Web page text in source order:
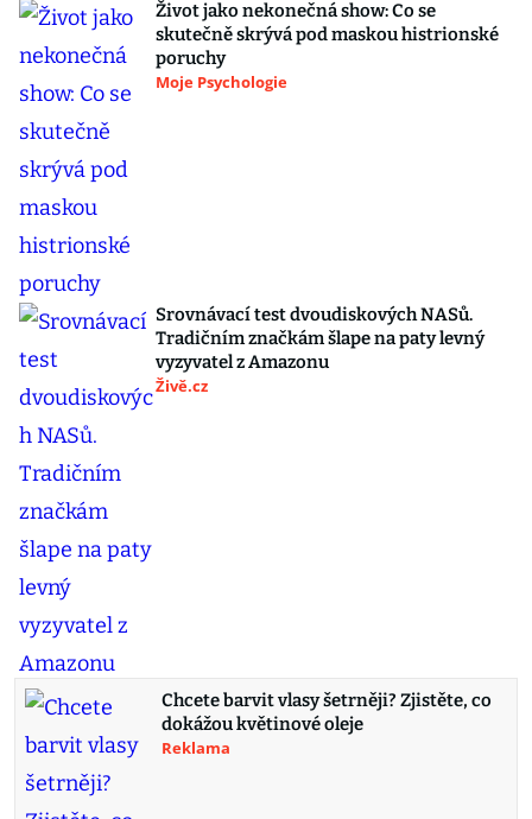
Život jako nekonečná show: Co se
skutečně skrývá pod maskou histrionské
poruchy
Moje Psychologie
Srovnávací test dvoudiskových NASů.
Tradičním značkám šlape na paty levný
vyzyvatel z Amazonu
Živě.cz
Chcete barvit vlasy šetrněji? Zjistěte, co
dokážou květinové oleje
Reklama